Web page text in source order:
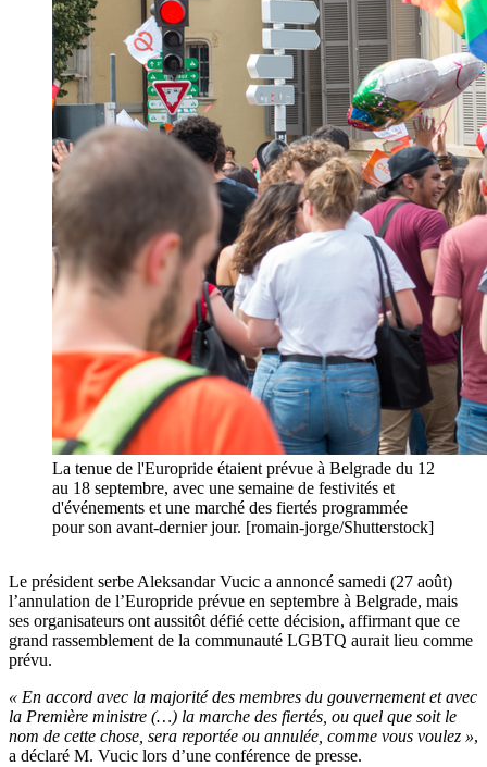
La tenue de l'Europride étaient prévue à Belgrade du 12
au 18 septembre, avec une semaine de festivités et
d'événements et une marché des fiertés programmée
pour son avant-dernier jour. [romain-jorge/Shutterstock]
Le président serbe Aleksandar Vucic a annoncé samedi (27 août)
l’annulation de l’Europride prévue en septembre à Belgrade, mais
ses organisateurs ont aussitôt défié cette décision, affirmant que ce
grand rassemblement de la communauté LGBTQ aurait lieu comme
prévu.
« En accord avec la majorité des membres du gouvernement et avec
la Première ministre (…) la marche des fiertés, ou quel que soit le
nom de cette chose, sera reportée ou annulée, comme vous voulez »,
a déclaré M. Vucic lors d’une conférence de presse.